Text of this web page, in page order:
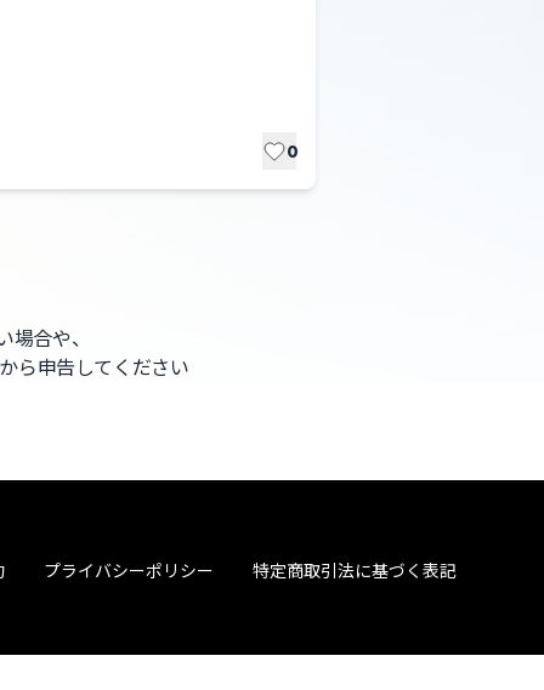
0
場合や、
から申告してください
プライバシーポリシー 特定商取引法に基づく表記